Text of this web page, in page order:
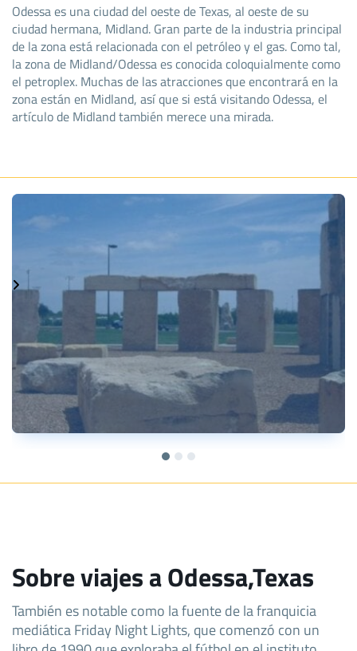
Odessa es una ciudad del oeste de Texas, al oeste de su
ciudad hermana, Midland. Gran parte de la industria principal
de la zona está relacionada con el petróleo y el gas. Como tal,
la zona de Midland/Odessa es conocida coloquialmente como
el petroplex. Muchas de las atracciones que encontrará en la
zona están en Midland, así que si está visitando Odessa, el
artículo de Midland también merece una mirada.
Sobre viajes a Odessa,Texas
También es notable como la fuente de la franquicia
mediática Friday Night Lights, que comenzó con un